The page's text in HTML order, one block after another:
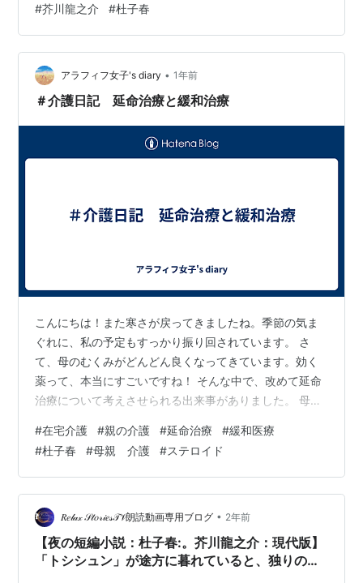
きりなく、ホストやキャバ嬢が通っていました。公園一
ぱいに当っている、油のような黄昏の光の中に、お年を
召したホストのかぶった紗々みたいな帽子や、トルコ系
お嬢の金の耳環や、現NO.1ホスト“白馬”に飾った色糸の
手綱が、絶えず流れて行く容子は、まるで画のような美
#芥川龍之介 #杜子春
アラフィフ女子's diary • 1年前
＃介護日記 延命治療と緩和治療
こんにちは！また寒さが戻ってきましたね。季節の気ま
ぐれに、私の予定もすっかり振り回されています。 さ
て、母のむくみがどんどん良くなってきています。効く
薬って、本当にすごいですね！ そんな中で、改めて延命
治療について考えさせられる出来事がありました。 母の
今回はもう厳しいかもしれない…と覚悟を決めていまし
た。往診の先生と相談し、ダメもとで元々飲んでいたス
テロイドを増やし、少しでも楽になればと酸素のチュー
ブもつけることに。 すると、薬がしっかり効いてくれ
て、母は持ちこたえました。でも、これって延命治療に
なるのかな？ もし何もしなければ、むくみがさら…
#在宅介護 #親の介護 #延命治療 #緩和医療
#杜子春 #母親 介護 #ステロイド
𝑅𝑒𝓁𝒶𝓍 𝒮𝓉𝑜𝓇𝒾𝑒𝓈𝒯𝒱朗読動画専用ブログ • 2年前
【夜の短編小説：杜子春:。芥川龍之介：現代版】
「トシシュン」が途方に暮れていると、独りの老